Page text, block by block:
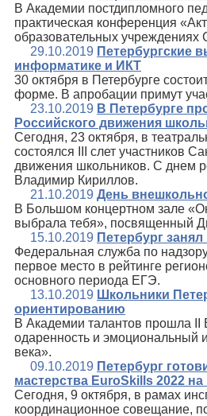
В Академии постдипломного
практическая конференция
образовательных учреждениях
29.10.2019 Петербургские
информатике и ИКТ
30 октября в Петербурге
форме. В апробации примут
23.10.2019 В Петербурге
Российского движения
Сегодня, 23 октября, в
состоялся III слет участников
движения школьников. С днем
Владимир Кириллов.
21.10.2019 День
В Большом концертном зале
выбрала тебя», посвященный
15.10.2019 Петербург
Федеральная служба по
первое место в рейтинге
основного периода ЕГЭ.
13.10.2019 Школьники
ориентированию
В Академии талантов прошла II
одаренность и эмоциональный
века».
09.10.2019 Петербург
мастерства EuroSkills 2022
Сегодня, 9 октября, в рамах
координационное совещание,